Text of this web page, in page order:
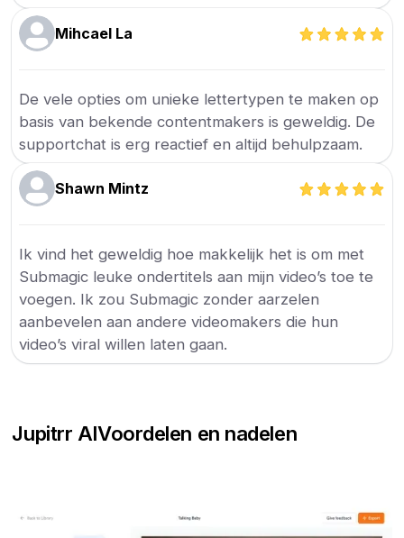
Mihcael La
De vele opties om unieke lettertypen te maken op
basis van bekende contentmakers is geweldig. De
supportchat is erg reactief en altijd behulpzaam.
Shawn Mintz
Ik vind het geweldig hoe makkelijk het is om met
Submagic leuke ondertitels aan mijn video’s toe te
voegen. Ik zou Submagic zonder aarzelen
aanbevelen aan andere videomakers die hun
video’s viral willen laten gaan.
Jupitrr AIVoordelen en nadelen